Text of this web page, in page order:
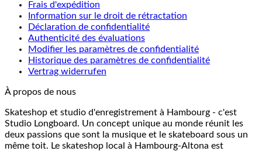
Frais d'expédition
Information sur le droit de rétractation
Déclaration de confidentialité
Authenticité des évaluations
Modifier les paramètres de confidentialité
Historique des paramètres de confidentialité
Vertrag widerrufen
À propos de nous
Skateshop et studio d'enregistrement à Hambourg - c'est
Studio Longboard. Un concept unique au monde réunit les
deux passions que sont la musique et le skateboard sous un
même toit. Le skateshop local à Hambourg-Altona est